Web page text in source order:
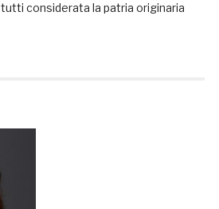
considerata la patria originaria